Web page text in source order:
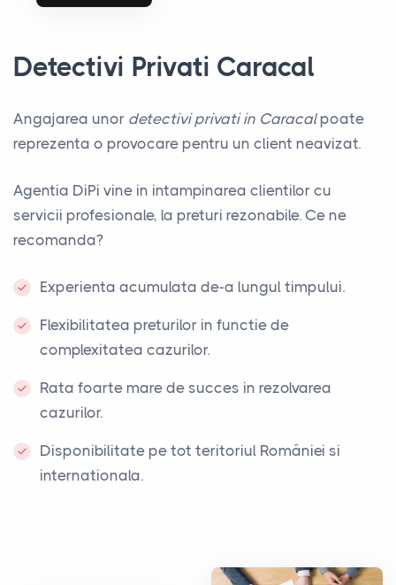
Detectivi Privati Caracal
Angajarea unor detectivi privati in Caracalpoate
reprezenta o provocare pentru un client neavizat.
Agentia DiPi vine in intampinarea clientilor cu
servicii profesionale, la preturi rezonabile. Ce ne
recomanda?
Experienta acumulata de-a lungul timpului.
Flexibilitatea preturilor in functie de
complexitatea cazurilor.
Rata foarte mare de succes in rezolvarea
cazurilor.
Disponibilitate pe tot teritoriul României si
internationala.